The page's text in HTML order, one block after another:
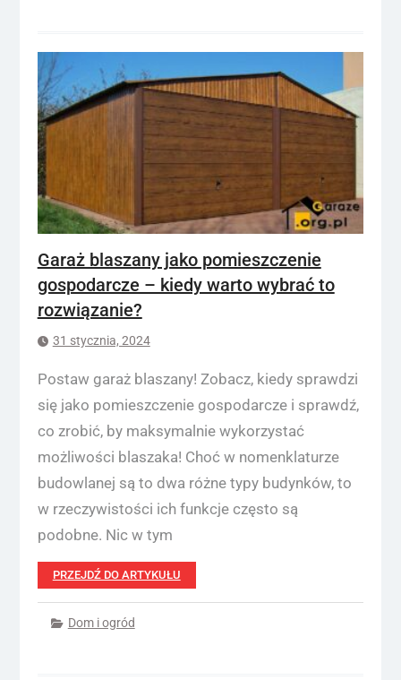
Garaż blaszany jako pomieszczenie
gospodarcze – kiedy warto wybrać to
rozwiązanie?
31 stycznia, 2024
Postaw garaż blaszany! Zobacz, kiedy sprawdzi
się jako pomieszczenie gospodarcze i sprawdź,
co zrobić, by maksymalnie wykorzystać
możliwości blaszaka! Choć w nomenklaturze
budowlanej są to dwa różne typy budynków, to
w rzeczywistości ich funkcje często są
podobne. Nic w tym
PRZEJDŹ DO ARTYKUŁU
Dom i ogród